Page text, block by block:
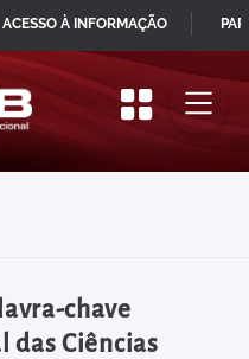
chave
das Ciências
ACESSO À INFORMAÇÃO